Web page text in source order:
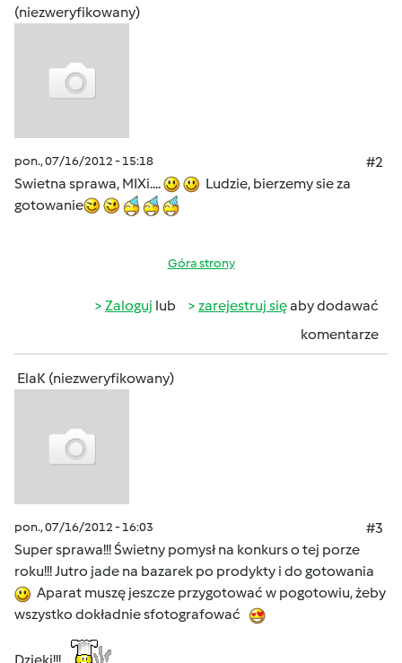
(niezweryfikowany)
pon., 07/16/2012 - 15:18
#2
Swietna sprawa, MIXi....
Ludzie, bierzemy sie za
gotowanie
Góra strony
Zaloguj lub zarejestruj sięaby dodawać
komentarze
ElaK (niezweryfikowany)
pon., 07/16/2012 - 16:03
#3
Super sprawa!!! Świetny pomysł na konkurs o tej porze
roku!!! Jutro jade na bazarek po prodykty i do gotowania
Aparat muszę jeszcze przygotować w pogotowiu, żeby
wszystko dokładnie sfotografować